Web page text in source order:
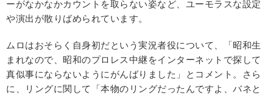
ーがなかなかカウントを取らない姿など、ユーモラスな設定
や演出が散りばめられています。
ムロはおそらく自身初だという実況者役について、「昭和生
まれなので、昭和のプロレス中継をインターネットで探して
真似事にならないようにがんばりました」とコメント。さら
に、リングに関して「本物のリングだったんですよ、バネと